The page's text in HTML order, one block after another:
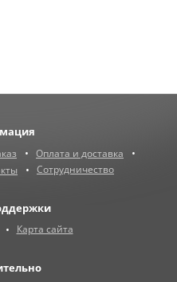
Оплата и доставка
Сотрудничество
Карта сайта